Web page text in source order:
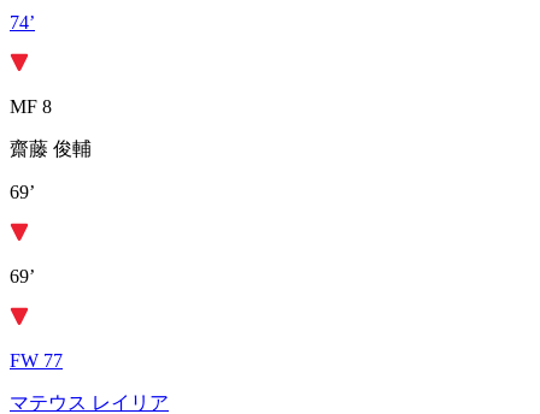
74’
MF 8
齋藤 俊輔
69’
69’
FW 77
マテウス レイリア